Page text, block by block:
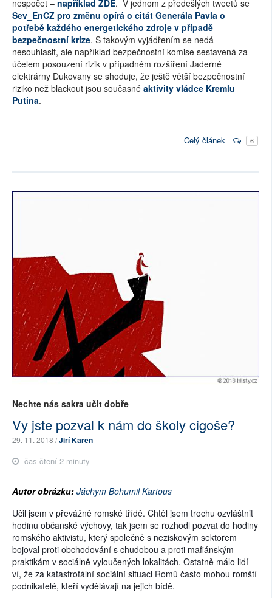
nespočet – například ZDE. V jednom z předešlých tweetů se
Sev_EnCZ pro změnu opírá o citát Generála Pavla o
potřebě každého energetického zdroje v případě
bezpečnostní krize. S takovým vyjádřením se nedá
nesouhlasit, ale například bezpečnostní komise sestavená za
účelem posouzení rizik v případném rozšíření Jaderné
elektrárny Dukovany se shoduje, že ještě větší bezpečnostní
riziko než blackout jsou současné aktivity vládce Kremlu
Putina.
Celý článek 6
Nechte nás sakra učit dobře
Vy jste pozval k nám do školy cigoše?
29. 11. 2018 /Jiří Karen
čas čtení 2 minuty
Autor obrázku: Jáchym Bohumil Kartous
Učil jsem v převážně romské třídě. Chtěl jsem trochu ozvláštnit
hodinu občanské výchovy, tak jsem se rozhodl pozvat do hodiny
romského aktivistu, který společně s neziskovým sektorem
bojoval proti obchodování s chudobou a proti mafiánským
praktikám v sociálně vyloučených lokalitách. Ostatně málo lidí
ví, že za katastrofální sociální situaci Romů často mohou romští
podnikatelé, kteří vydělávají na jejich bídě.